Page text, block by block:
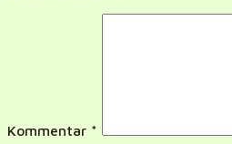
Kommentar *